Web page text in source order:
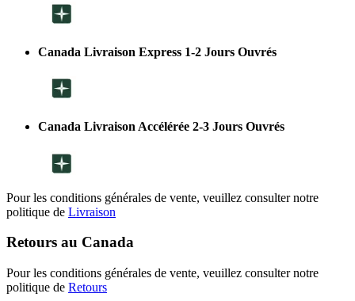
Canada Livraison Express 1-2 Jours Ouvrés
Canada Livraison Accélérée 2-3 Jours Ouvrés
Pour les conditions générales de vente, veuillez consulter notre
politique de Livraison
Retours au Canada
Pour les conditions générales de vente, veuillez consulter notre
politique de Retours